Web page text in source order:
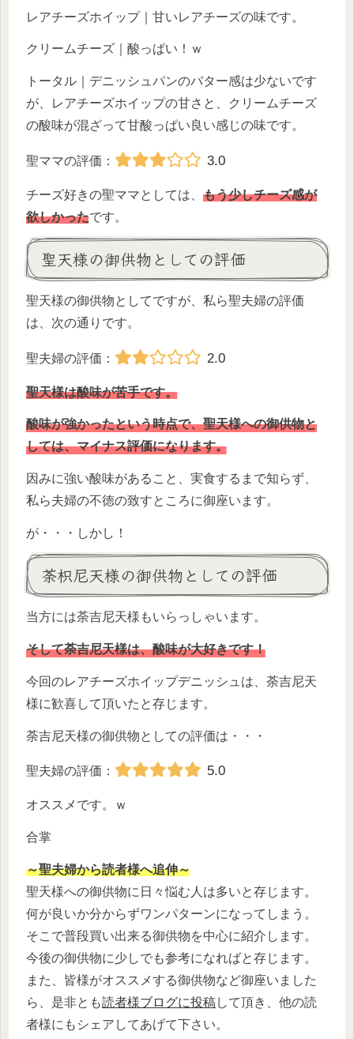
レアチーズホイップ｜甘いレアチーズの味です。
クリームチーズ｜酸っぱい！ｗ
トータル｜デニッシュパンのバター感は少ないです
が、レアチーズホイップの甘さと、クリームチーズ
の酸味が混ざって甘酸っぱい良い感じの味です。
聖ママの評価： 3.0
チーズ好きの聖ママとしては、 もう少しチーズ感が
欲しかったです。
聖天様の御供物としての評価
聖天様の御供物としてですが、私ら聖夫婦の評価
は、次の通りです。
聖夫婦の評価： 2.0
聖天様は酸味が苦手です。
酸味が強かったという時点で、聖天様への御供物と
しては、マイナス評価になります。
因みに強い酸味があること、実食するまで知らず、
私ら夫婦の不徳の致すところに御座います。
が・・・しかし！
荼枳尼天様の御供物としての評価
当方には荼吉尼天様もいらっしゃいます。
そして荼吉尼天様は、酸味が大好きです！
今回のレアチーズホイップデニッシュは、荼吉尼天
様に歓喜して頂いたと存じます。
荼吉尼天様の御供物としての評価は・・・
聖夫婦の評価： 5.0
オススメです。ｗ
合掌
～聖夫婦から読者様へ追伸～
聖天様への御供物に日々悩む人は多いと存じます。
何が良いか分からずワンパターンになってしまう。
そこで普段買い出来る御供物を中心に紹介します。
今後の御供物に少しでも参考になればと存じます。
また、皆様がオススメする御供物など御座いました
ら、是非とも読者様ブログに投稿して頂き、他の読
者様にもシェアしてあげて下さい。